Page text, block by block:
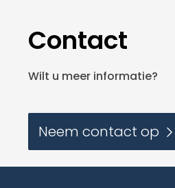
Contact
Wilt u meer informatie?
Neem contact op